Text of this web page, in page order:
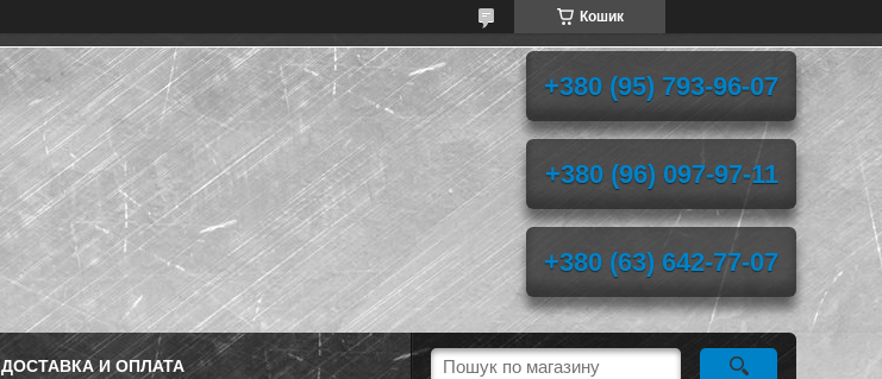
Кошик
+380 (95) 793-96-07
+380 (96) 097-97-11
+380 (63) 642-77-07
ДОСТАВКА И ОПЛАТА